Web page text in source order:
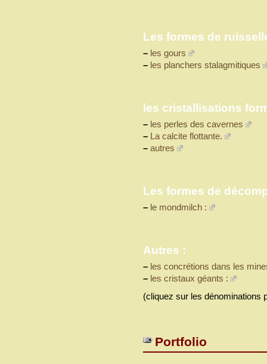
Les formes de
– les gours
– les planchers stalagmitiques
les cristallisations
– les perles des cavernes
– La calcite flottante.
– autres
Les formes de
– le mondmilch :
Autres :
– les concrétions dans les
– les cristaux géants :
(cliquez sur les dénominations
Portfolio